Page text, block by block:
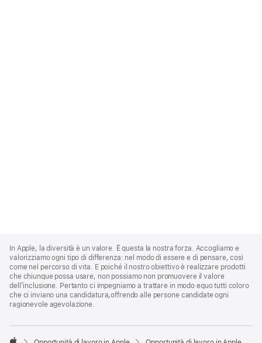
Footer
In Apple, la diversità è un valore. È questa la nostra forza. Accogliamo e
valorizziamo ogni tipo di differenza: nel modo di essere e di pensare, così
come nel percorso di vita. E poiché il nostro obiettivo è realizzare prodotti
che chiunque possa usare, non possiamo non promuovere il valore
dell’inclusione. Pertanto ci impegniamo a trattare in modo equo tutti coloro
che ci inviano una candidatura,offrendo alle persone candidate ogni
ragionevole agevolazione.
